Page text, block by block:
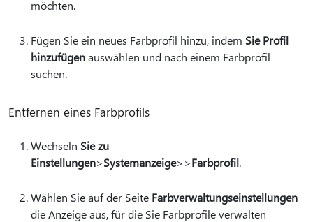
möchten.
Fügen Sie ein neues Farbprofil hinzu, indem Sie Profil
hinzufügenauswählen und nach einem Farbprofil
suchen.
Entfernen eines Farbprofils
Wechseln Sie zu
Einstellungen>Systemanzeige>>Farbprofil.
Wählen Sie auf der Seite Farbverwaltungseinstellungen
die Anzeige aus, für die Sie Farbprofile verwalten